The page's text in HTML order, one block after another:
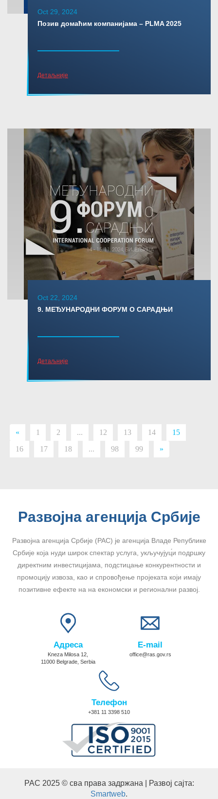
Oct 29, 2024
Позив домаћим компанијама – PLMA 2025
Детаљније
Oct 22, 2024
9. МЕЂУНАРОДНИ ФОРУМ О САРАДЊИ
Детаљније
« 1 2 ... 12 13 14
15
16
17 18 ... 98 99 »
Развојна агенција Србије
Развојна агенција Србије (РАС) је агенција Владе Републике
Србије која нуди широк спектар услуга, укључујуц́и подршку
директним инвестицијама, подстицање конкурентности и
промоцију извоза, као и спровођење пројеката који имају
позитивне ефекте на на економски и регионални развој.
Адреса
Kneza Milosa 12,
11000 Belgrade, Serbia
E-mail
office@ras.gov.rs
Телефон
+381 11 3398 510
РАС 2025 © сва права задржана | Развој сајта:
Smartweb.